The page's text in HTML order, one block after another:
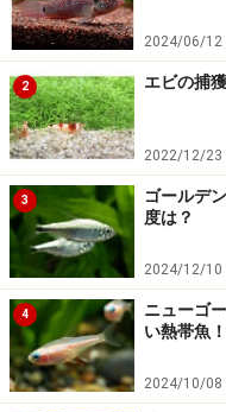
2024/06/12
2 エビの捕
2022/12/23
3
ゴールデ
度は？
2024/12/10
4
ニューゴ
い熱帯魚！
2024/10/08